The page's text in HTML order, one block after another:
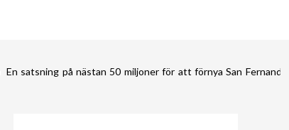
En satsning på nästan 50 miljoner för att förnya San